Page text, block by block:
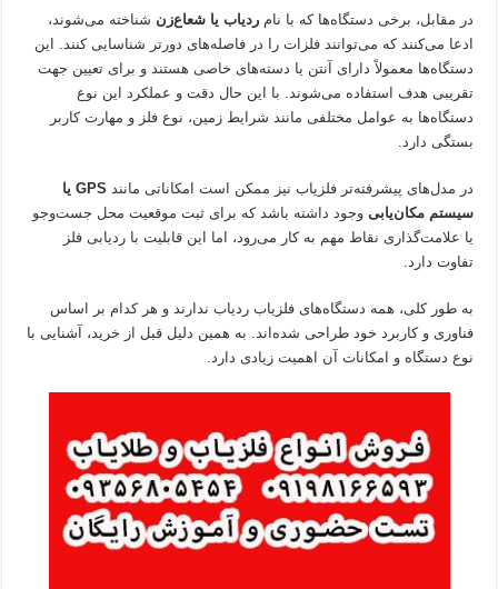
در مقابل، برخی دستگاه‌ها که با نامردیاب یا شعاع‌زن شناخته می‌شوند،
ادعا می‌کنند که می‌توانند فلزات را در فاصله‌های دورتر شناسایی کنند. این
دستگاه‌ها معمولاً دارای آنتن یا دسته‌های خاصی هستند و برای تعیین جهت
تقریبی هدف استفاده می‌شوند. با این حال دقت و عملکرد این نوع
دستگاه‌ها به عوامل مختلفی مانند شرایط زمین، نوع فلز و مهارت کاربر
بستگی دارد.
در مدل‌های پیشرفته‌تر فلزیاب نیز ممکن است امکاناتی مانند
GPS یا
سیستم مکان‌یابی وجود داشته باشد که برای ثبت موقعیت محل جست‌وجو
یا علامت‌گذاری نقاط مهم به کار می‌رود، اما این قابلیت با ردیابی فلز
تفاوت دارد.
به طور کلی، همه دستگاه‌های فلزیاب ردیاب ندارند و هر کدام بر اساس
فناوری و کاربرد خود طراحی شده‌اند. به همین دلیل قبل از خرید، آشنایی با
نوع دستگاه و امکانات آن اهمیت زیادی دارد.